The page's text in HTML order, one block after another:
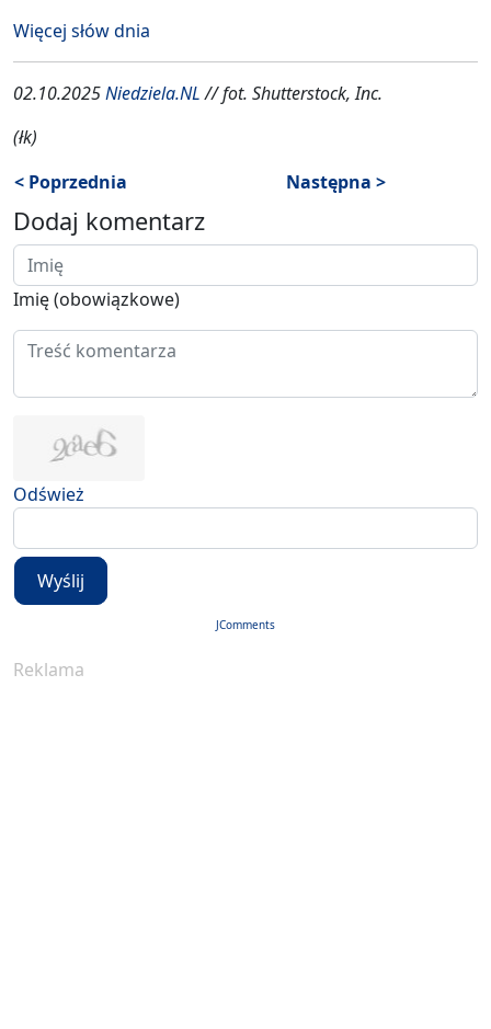
Więcej słów dnia
02.10.2025Niedziela.NL// fot. Shutterstock, Inc.
(łk)
< Poprzednia
Następna >
Dodaj komentarz
Imię (obowiązkowe)
Odśwież
Wyślij
JComments
Reklama